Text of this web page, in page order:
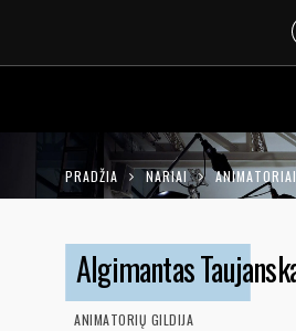
PRADŽIA NARIAI ANIMATORIAI
Algimantas
ANIMATORIŲ GILDIJA